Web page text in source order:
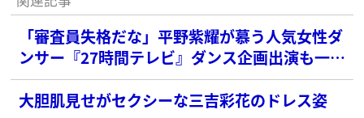
「審査員失格だな」平野紫耀が慕う人気女性ダ
ンサー『27時間テレビ』ダンス企画出演も一部
で心ない声
大胆肌見せがセクシーな三吉彩花のドレス姿